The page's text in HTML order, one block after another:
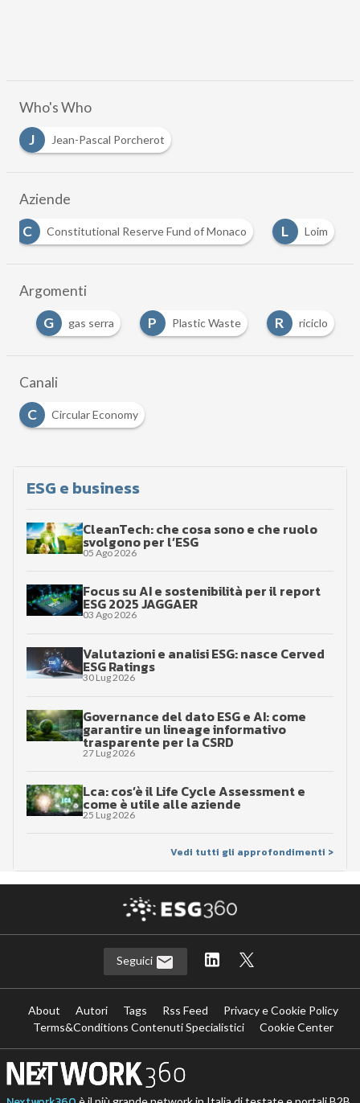
Who's Who
J
Jean-Pascal Porcherot
Aziende
C
Constitutional Reserve Fund of Monaco L Loim
Argomenti
G gas serra P Plastic Waste R riciclo
Canali
C
Circular Economy
ESG e business
CleanTech: che cosa sono e che ruolo
svolgono per l’ESG
05 Ago 2026
Focus su AI e sostenibilità per il report
ESG 2025 JAGGAER
03 Ago 2026
Valutazioni e analisi ESG: nasce Cerved
ESG Ratings
30 Lug 2026
Governance del dato ESG e AI: come
garantire un lineage informativo
trasparente per la CSRD
27 Lug 2026
Lca: cos’è il Life Cycle Assessment e
come è utile alle aziende
25 Lug 2026
Vedi tutti gli approfondimenti >
Seguici
About Autori Tags Rss Feed
Privacy e Cookie Policy
Terms&Conditions Contenuti Specialistici
Cookie Center